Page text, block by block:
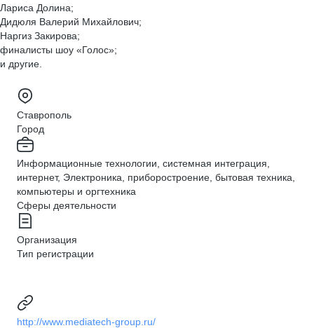
Лариса Долина;
Дидюля Валерий Михайлович;
Наргиз Закирова;
финалисты шоу «Голос»;
и другие.
Ставрополь
Город
Информационные технологии, системная интеграция,
интернет, Электроника, приборостроение, бытовая техника,
компьютеры и оргтехника
Сферы деятельности
Организация
Тип регистрации
http://www.mediatech-group.ru/